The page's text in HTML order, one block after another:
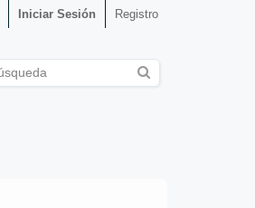
Iniciar Sesión Registro